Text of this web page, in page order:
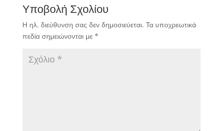
προκριματικό όμιλο του
παγκοσμίου
πρωταθλήματος.
Υποβολή Σχολίου
Η ηλ. διεύθυνση σας δεν δημοσιεύεται. Τα υποχρεωτικά
πεδία σημειώνονται με *